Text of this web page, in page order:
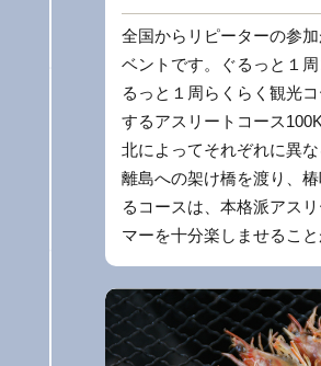
全国からリピーターの参
ベントです。ぐるっと１
るっと１周らくらく観光
するアスリートコース
北によってそれぞれに異な
離島への架け橋を渡り、
るコースは、本格派アス
マーを十分楽しませること